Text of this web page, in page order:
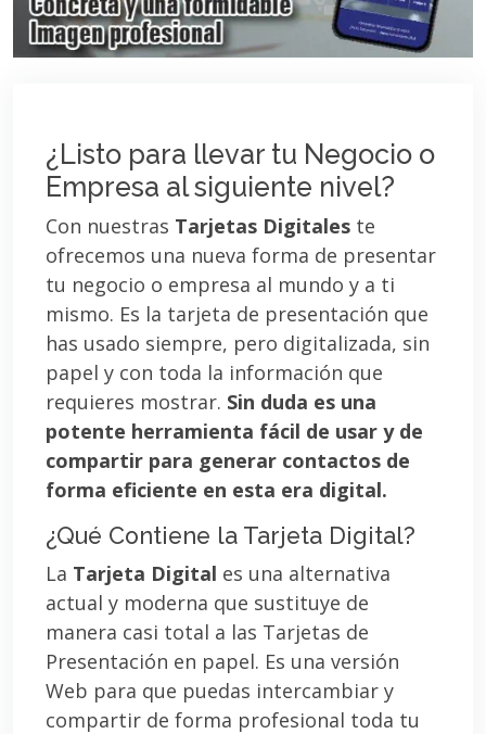
¿Listo para llevar tu Negocio o
Empresa al siguiente nivel?
Con nuestras Tarjetas Digitales te
ofrecemos una nueva forma de presentar
tu negocio o empresa al mundo y a ti
mismo. Es la tarjeta de presentación que
has usado siempre, pero digitalizada, sin
papel y con toda la información que
requieres mostrar. Sin duda es una
potente herramienta fácil de usar y de
compartir para generar contactos de
forma eficiente en esta era digital.
¿Qué Contiene la Tarjeta Digital?
La Tarjeta Digital es una alternativa
actual y moderna que sustituye de
manera casi total a las Tarjetas de
Presentación en papel. Es una versión
Web para que puedas intercambiar y
compartir de forma profesional toda tu